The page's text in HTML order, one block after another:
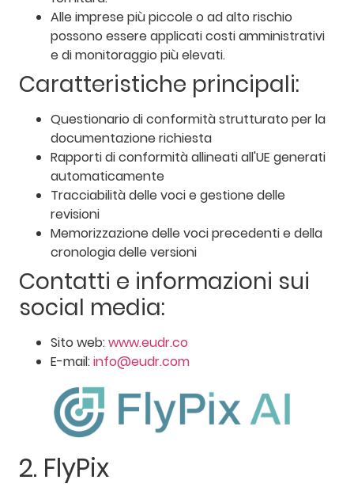
Alle imprese più piccole o ad alto rischio
possono essere applicati costi amministrativi
e di monitoraggio più elevati.
Caratteristiche principali:
Questionario di conformità strutturato per la
documentazione richiesta
Rapporti di conformità allineati all'UE generati
automaticamente
Tracciabilità delle voci e gestione delle
revisioni
Memorizzazione delle voci precedenti e della
cronologia delle versioni
Contatti e informazioni sui
social media:
Sito web:www.eudr.co
E-mail:info@eudr.com
2. FlyPix